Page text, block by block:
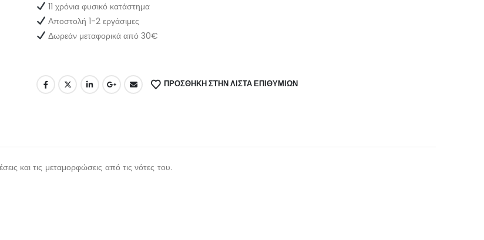
11 χρόνια φυσικό κατάστημα
Αποστολή 1-2 εργάσιμες
Δωρεάν μεταφορικά από 30€
ΠΡΌΣΘΉΚΗ ΣΤΗΝ ΛΊΣΤΑ ΕΠΙΘΥΜΙΏΝ
και τις μεταμορφώσεις από τις νότες του.